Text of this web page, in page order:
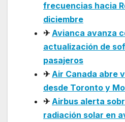
frecuencias hacia
diciembre
✈ Avianca avanza
actualización de
pasajeros
✈ Air Canada abre
desde Toronto y
✈ Airbus alerta
radiación solar en